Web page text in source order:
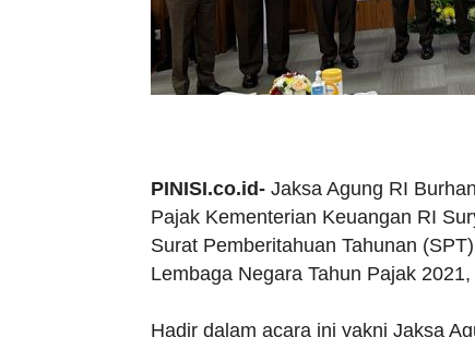
PINISI.co.id- Jaksa Agung RI
Pajak Kementerian Keuangan RI
Surat Pemberitahuan Tahunan
Lembaga Negara Tahun Pajak
Hadir dalam acara ini yakni Jaksa